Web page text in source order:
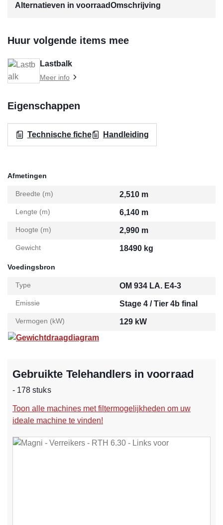
Alternatieven in voorraadOmschrijving
Huur volgende items mee
Lastbalk
Meer info
Eigenschappen
Technische fiche Handleiding
Afmetingen
Breedte (m) 2,510 m
Lengte (m) 6,140 m
Hoogte (m) 2,990 m
Gewicht 18490 kg
Voedingsbron
Type OM 934 LA. E4-3
Emissie Stage 4 / Tier 4b final
Vermogen (kW)
129 kW
Gewichtdraagdiagram
Gebruikte Telehandlers in voorraad
- 178 stuks
Toon alle machines met filtermogelijkheden om uw
ideale machine te vinden!